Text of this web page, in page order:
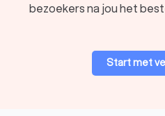
bezoekers na jou het
Start met